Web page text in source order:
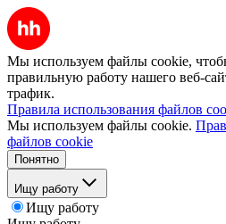
Мы используем файлы cookie,
правильную работу нашего веб-
трафик.
Правила использования файлов
Мы используем файлы cookie.
файлов cookie
Понятно
Ищу работу
Ищу работу